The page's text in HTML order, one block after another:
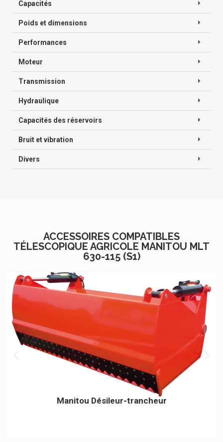
Capacités
Poids et dimensions
Performances
Moteur
Transmission
Hydraulique
Capacités des réservoirs
Bruit et vibration
Divers
ACCESSOIRES COMPATIBLES
TÉLESCOPIQUE AGRICOLE MANITOU MLT
630-115 (S1)
Manitou Désileur-trancheur